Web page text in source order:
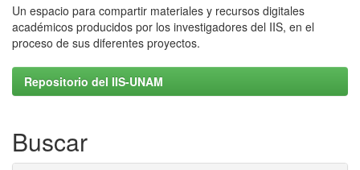
Un espacio para compartir materiales y recursos digitales
académicos producidos por los investigadores del IIS, en el
proceso de sus diferentes proyectos.
Repositorio del IIS-UNAM
Buscar